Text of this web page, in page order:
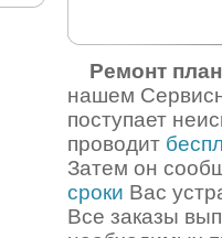
Ремонт
нашем
поступает
проводит
Затем он
сроки Вас
Все заказы